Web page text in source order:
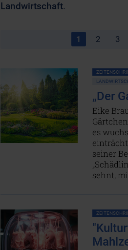
Landwirtschaft.
1 2 3
„Der
Eike
es
seiner
sehnt,